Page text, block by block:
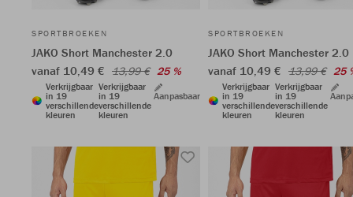
SPORTBROEKEN
JAKO Short Manchester 2.0
vanaf 10,49 € 13,99 € 25 %
Verkrijgbaar
in 19
verschillende
kleuren
Verkrijgbaar
in 19
verschillende
kleuren
Aanpasbaar
SPORTBROEKEN
JAKO Short Manchester 2.0
vanaf 10,49 € 13,99 € 25
Verkrijgbaar
in 19
verschillende
kleuren
Verkrijgbaar
in 19
verschillende
kleuren